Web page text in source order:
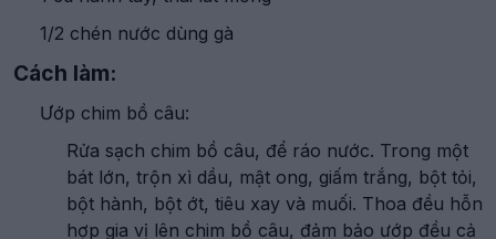
1/2 chén nước dùng gà
Cách làm:
Ướp chim bồ câu:
Rửa sạch chim bồ câu, để ráo nước. Trong một
bát lớn, trộn xì dầu, mật ong, giấm trắng, bột tỏi,
bột hành, bột ớt, tiêu xay và muối. Thoa đều hỗn
hợp gia vị lên chim bồ câu, đảm bảo ướp đều cả